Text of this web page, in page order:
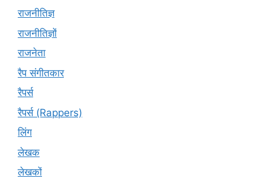
राजनीतिज्ञ
राजनीतिज्ञों
राजनेता
रैप संगीतकार
रैपर्स
रैपर्स (Rappers)
लिंग
लेखक
लेखकों